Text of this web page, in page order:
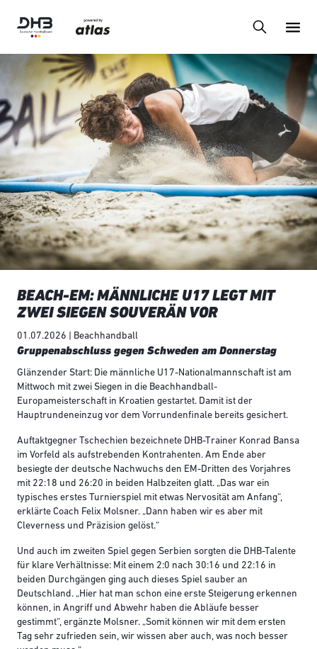
BEACH-EM: MÄNNLICHE U17 LEGT MIT
ZWEI SIEGEN SOUVERÄN VOR
01.07.2026 | Beachhandball
Gruppenabschluss gegen Schweden am Donnerstag
Glänzender Start: Die männliche U17-Nationalmannschaft ist am
Mittwoch mit zwei Siegen in die Beachhandball-
Europameisterschaft in Kroatien gestartet. Damit ist der
Hauptrundeneinzug vor dem Vorrundenfinale bereits gesichert.
Auftaktgegner Tschechien bezeichnete DHB-Trainer Konrad Bansa
im Vorfeld als aufstrebenden Kontrahenten. Am Ende aber
besiegte der deutsche Nachwuchs den EM-Dritten des Vorjahres
mit 22:18 und 26:20 in beiden Halbzeiten glatt. „Das war ein
typisches erstes Turnierspiel mit etwas Nervosität am Anfang“,
erklärte Coach Felix Molsner. „Dann haben wir es aber mit
Cleverness und Präzision gelöst.“
Und auch im zweiten Spiel gegen Serbien sorgten die DHB-Talente
für klare Verhältnisse: Mit einem 2:0 nach 30:16 und 22:16 in
beiden Durchgängen ging auch dieses Spiel sauber an
Deutschland. „Hier hat man schon eine erste Steigerung erkennen
können, in Angriff und Abwehr haben die Abläufe besser
gestimmt“, ergänzte Molsner. „Somit können wir mit dem ersten
Tag sehr zufrieden sein, wir wissen aber auch, was noch besser